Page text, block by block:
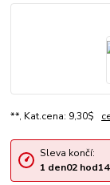
**, Kat.cena: 9,30$
Sleva končí:
1 den02hod14